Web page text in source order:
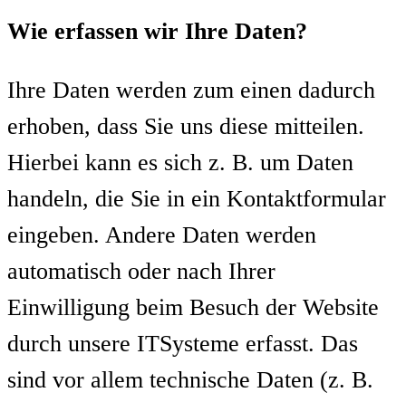
Wie erfassen wir Ihre Daten?
Ihre Daten werden zum einen dadurch
erhoben, dass Sie uns diese mitteilen.
Hierbei kann es sich z. B. um Daten
handeln, die Sie in ein Kontaktformular
eingeben. Andere Daten werden
automatisch oder nach Ihrer
Einwilligung beim Besuch der Website
durch unsere ITSysteme erfasst. Das
sind vor allem technische Daten (z. B.